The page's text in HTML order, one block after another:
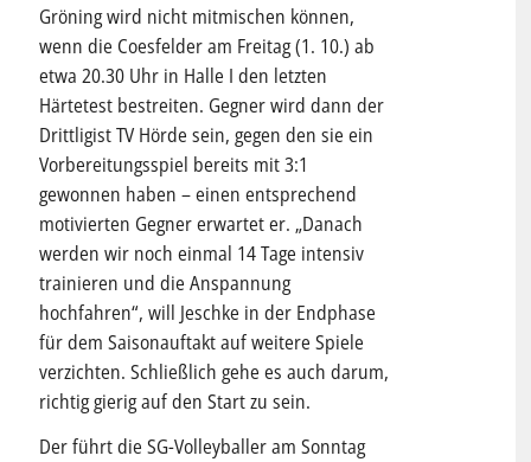
Gröning wird nicht mitmischen können,
wenn die Coesfelder am Freitag (1. 10.) ab
etwa 20.30 Uhr in Halle I den letzten
Härtetest bestreiten. Gegner wird dann der
Drittligist TV Hörde sein, gegen den sie ein
Vorbereitungsspiel bereits mit 3:1
gewonnen haben – einen entsprechend
motivierten Gegner erwartet er. „Danach
werden wir noch einmal 14 Tage intensiv
trainieren und die Anspannung
hochfahren“, will Jeschke in der Endphase
für dem Saisonauftakt auf weitere Spiele
verzichten. Schließlich gehe es auch darum,
richtig gierig auf den Start zu sein.
Der führt die SG-Volleyballer am Sonntag